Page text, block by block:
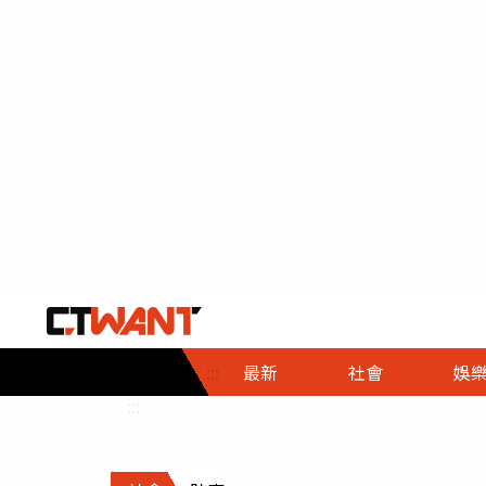
::: 最新 社會
社會首頁
時事
調查
娛樂
娛樂首頁
即時
財經首頁
熱線
政